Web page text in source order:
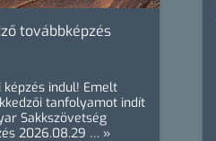
továbbképzés
indul! Emelt
tanfolyamot indít
Sakkszövetség
2026.08.29 … »